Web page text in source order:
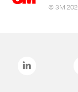
© 3M